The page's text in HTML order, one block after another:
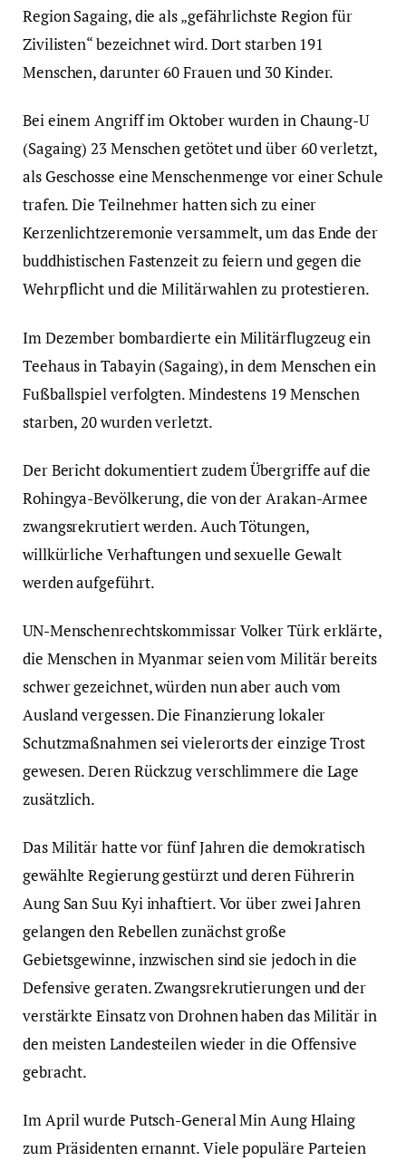
Region Sagaing, die als „gefährlichste Region für
Zivilisten“ bezeichnet wird. Dort starben 191
Menschen, darunter 60 Frauen und 30 Kinder.
Bei einem Angriff im Oktober wurden in Chaung-U
(Sagaing) 23 Menschen getötet und über 60 verletzt,
als Geschosse eine Menschenmenge vor einer Schule
trafen. Die Teilnehmer hatten sich zu einer
Kerzenlichtzeremonie versammelt, um das Ende der
buddhistischen Fastenzeit zu feiern und gegen die
Wehrpflicht und die Militärwahlen zu protestieren.
Im Dezember bombardierte ein Militärflugzeug ein
Teehaus in Tabayin (Sagaing), in dem Menschen ein
Fußballspiel verfolgten. Mindestens 19 Menschen
starben, 20 wurden verletzt.
Der Bericht dokumentiert zudem Übergriffe auf die
Rohingya-Bevölkerung, die von der Arakan-Armee
zwangsrekrutiert werden. Auch Tötungen,
willkürliche Verhaftungen und sexuelle Gewalt
werden aufgeführt.
UN-Menschenrechtskommissar Volker Türk erklärte,
die Menschen in Myanmar seien vom Militär bereits
schwer gezeichnet, würden nun aber auch vom
Ausland vergessen. Die Finanzierung lokaler
Schutzmaßnahmen sei vielerorts der einzige Trost
gewesen. Deren Rückzug verschlimmere die Lage
zusätzlich.
Das Militär hatte vor fünf Jahren die demokratisch
gewählte Regierung gestürzt und deren Führerin
Aung San Suu Kyi inhaftiert. Vor über zwei Jahren
gelangen den Rebellen zunächst große
Gebietsgewinne, inzwischen sind sie jedoch in die
Defensive geraten. Zwangsrekrutierungen und der
verstärkte Einsatz von Drohnen haben das Militär in
den meisten Landesteilen wieder in die Offensive
gebracht.
Im April wurde Putsch-General Min Aung Hlaing
zum Präsidenten ernannt. Viele populäre Parteien